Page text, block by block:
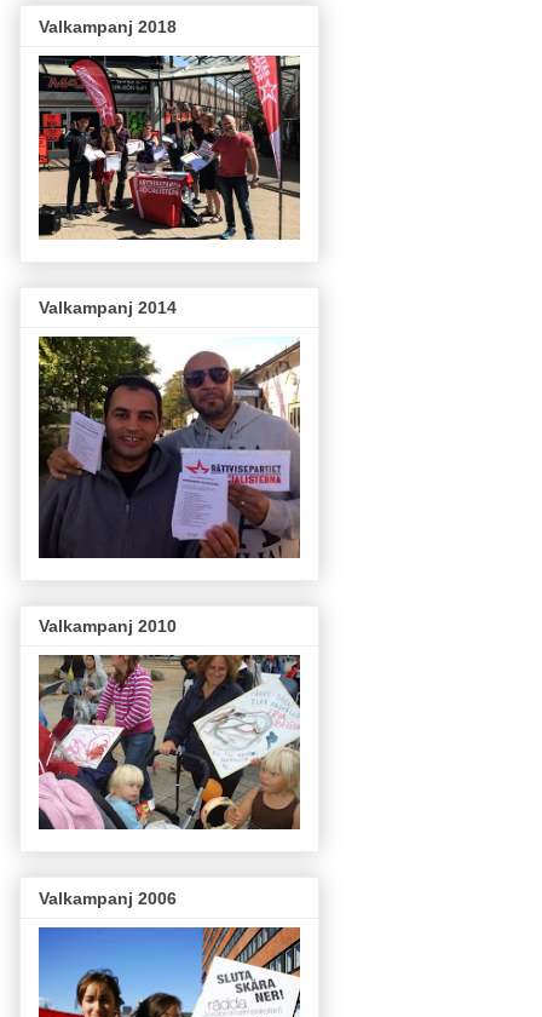
Valkampanj 2018
Valkampanj 2014
Valkampanj 2010
Valkampanj 2006